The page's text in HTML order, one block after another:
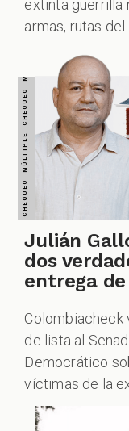
extinta guerrilla
armas, rutas del
Julián
dos
entrega de
Colombiacheck
de lista al
Democrático
víctimas de la